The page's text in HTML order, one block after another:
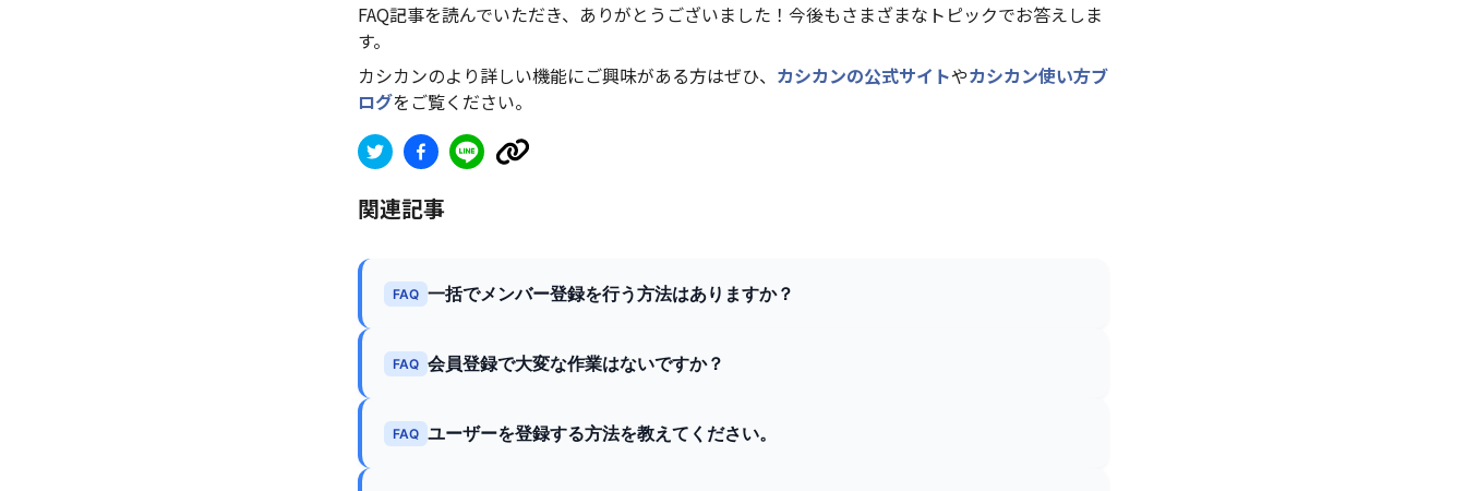
FAQ記事を読んでいただき、ありがとうございました！今後もさまざまなトピックでお答えしま
す。
カシカンのより詳しい機能にご興味がある方はぜひ、 カシカンの公式サイトやカシカン使い方ブ
ログをご覧ください。
関連記事
FAQ 一括でメンバー登録を行う方法はありますか？
FAQ 会員登録で大変な作業はないですか？
FAQ ユーザーを登録する方法を教えてください。